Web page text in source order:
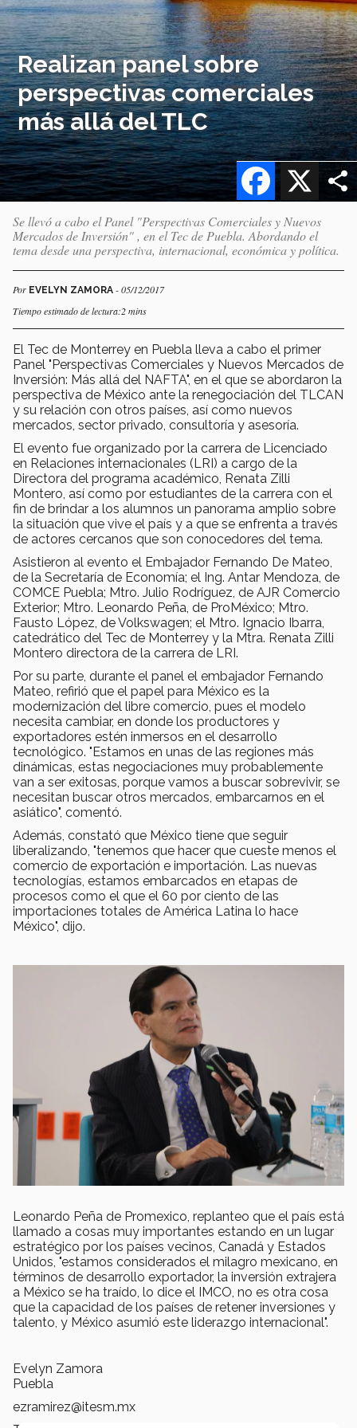
Realizan panel sobre
perspectivas comerciales
más allá del TLC
X
Facebook
Se llevó a cabo el Panel "Perspectivas Comerciales y Nuevos
Mercados de Inversión" , en el Tec de Puebla. Abordando el
tema desde una perspectiva, internacional, económica y política.
Por EVELYN ZAMORA - 05/12/2017
Tiempo estimado de lectura:2 mins
El Tec de Monterrey en Puebla lleva a cabo el primer
Panel "Perspectivas Comerciales y Nuevos Mercados de
Inversión: Más allá del NAFTA", en el que se abordaron la
perspectiva de México ante la renegociación del TLCAN
y su relación con otros países, así como nuevos
mercados, sector privado, consultoría y asesoría.
El evento fue organizado por la carrera de Licenciado
en Relaciones internacionales (LRI) a cargo de la
Directora del programa académico, Renata Zilli
Montero, así como por estudiantes de la carrera con el
fin de brindar a los alumnos un panorama amplio sobre
la situación que vive el país y a que se enfrenta a través
de actores cercanos que son conocedores del tema.
Asistieron al evento el Embajador Fernando De Mateo,
de la Secretaría de Economía; el Ing. Antar Mendoza, de
COMCE Puebla; Mtro. Julio Rodríguez, de AJR Comercio
Exterior; Mtro. Leonardo Peña, de ProMéxico; Mtro.
Fausto López, de Volkswagen; el Mtro. Ignacio Ibarra,
catedrático del Tec de Monterrey y la Mtra. Renata Zilli
Montero directora de la carrera de LRI.
Por su parte, durante el panel el embajador Fernando
Mateo, refirió que el papel para México es la
modernización del libre comercio, pues el modelo
necesita cambiar, en donde los productores y
exportadores estén inmersos en el desarrollo
tecnológico. "Estamos en unas de las regiones más
dinámicas, estas negociaciones muy probablemente
van a ser exitosas, porque vamos a buscar sobrevivir, se
necesitan buscar otros mercados, embarcarnos en el
asiático", comentó.
Además, constató que México tiene que seguir
liberalizando, "tenemos que hacer que cueste menos el
comercio de exportación e importación. Las nuevas
tecnologías, estamos embarcados en etapas de
procesos como el que el 60 por ciento de las
importaciones totales de América Latina lo hace
México", dijo.
Leonardo Peña de Promexico, replanteo que el país está
llamado a cosas muy importantes estando en un lugar
estratégico por los países vecinos, Canadá y Estados
Unidos, "estamos considerados el milagro mexicano, en
términos de desarrollo exportador, la inversión extrajera
a México se ha traído, lo dice el IMCO, no es otra cosa
que la capacidad de los países de retener inversiones y
talento, y México asumió este liderazgo internacional".
Evelyn Zamora
Puebla
ezramirez@itesm.mx